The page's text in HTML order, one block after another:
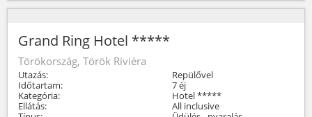
Grand Ring Hotel *****
Törökország, Török Riviéra
Utazás:
Repülővel
Időtartam:
7 éj
Kategória:
Hotel *****
Ellátás:
All inclusive